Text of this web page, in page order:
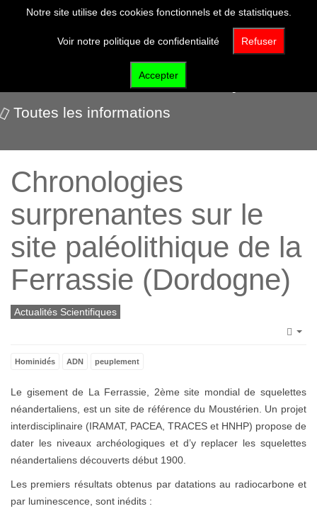
Actualités scientifiques
Toutes les informations
Chronologies
surprenantes sur le
site paléolithique de la
Ferrassie (Dordogne)
Actualités Scientifiques
Hominidés ADN peuplement
Le gisement de La Ferrassie, 2ème site mondial de squelettes
néandertaliens, est un site de référence du Moustérien. Un projet
interdisciplinaire (IRAMAT, PACEA, TRACES et HNHP) propose de
dater les niveaux archéologiques et d’y replacer les squelettes
néandertaliens découverts début 1900.
Les premiers résultats obtenus par datations au radiocarbone et
par luminescence, sont inédits :
Notre site utilise des cookies fonctionnels et de statistiques.
Voir notre politique de confidentialité Refuser
Accepter